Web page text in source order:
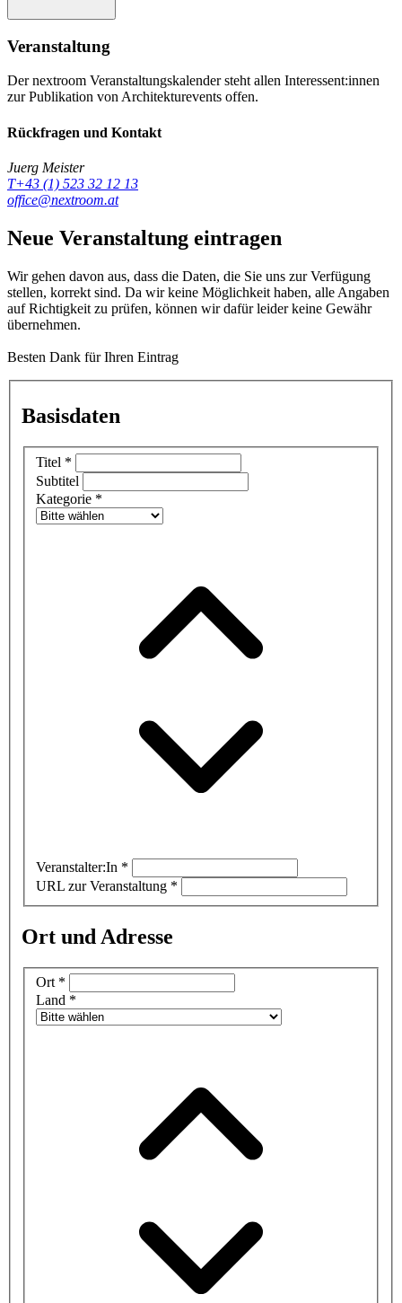
Veranstaltung
Der nextroom Veranstaltungskalender steht allen Interessent:innen
zur Publikation von Architekturevents offen.
Rückfragen und Kontakt
Juerg Meister
T+43 (1) 523 32 12 13
office@nextroom.at
Neue Veranstaltung eintragen
Wir gehen davon aus, dass die Daten, die Sie uns zur Verfügung
stellen, korrekt sind. Da wir keine Möglichkeit haben, alle Angaben
auf Richtigkeit zu prüfen, können wir dafür leider keine Gewähr
übernehmen.
Besten Dank für Ihren Eintrag
Basisdaten
Titel *
Subtitel
Kategorie *
Veranstalter:In *
URL zur Veranstaltung *
Ort und Adresse
Ort *
Land *